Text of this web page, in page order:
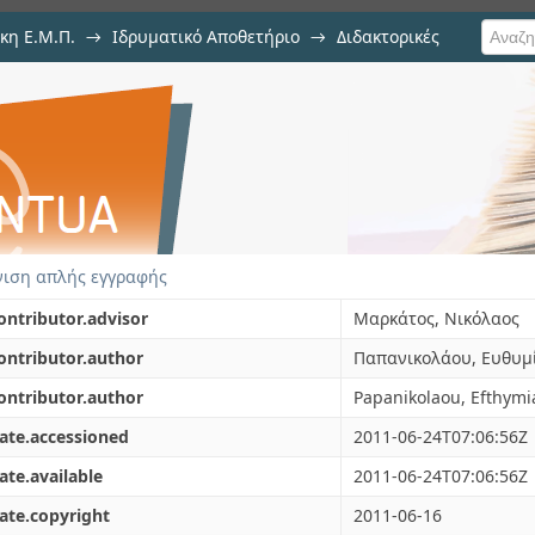
Ε.Μ.Π. → Ιδρυματικό Αποθετήριο → Διδακτορικές
υδρογόνου και άλλων
τη μεθοδολογία της
απλής εγγραφής
Μαρκάτος, Νικόλαος
Παπανικολάου,
Papanikolaou,
2011-06-24T07:06:56Z
2011-06-24T07:06:56Z
2011-06-16